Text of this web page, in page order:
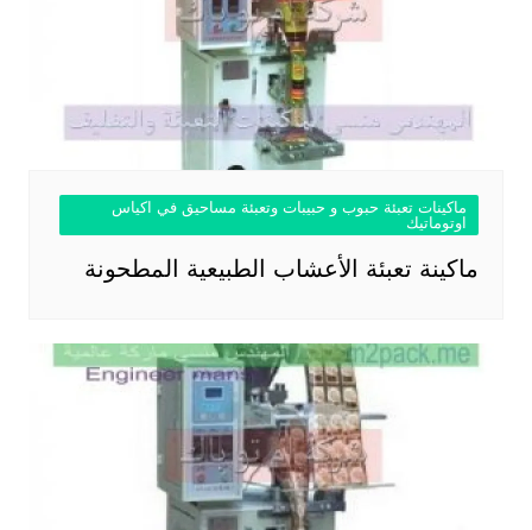
ماكينات تعبئة حبوب و حبيبات وتعبئة مساحيق في اكياس
اوتوماتيك
ماكينة تعبئة الأعشاب الطبيعية المطحونة